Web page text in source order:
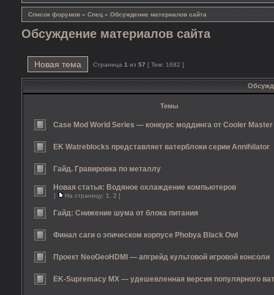
Список форумов » Спец » Обсуждение материалов сайта
Обсуждение материалов сайта
Новая тема Страница 1 из 57 [ Тем: 1682 ]
Темы
Case Mod World Series — конкурс моддинга от Cooler Master
EK Watreblocks представляет ватерблоки серии Annihilator
Гайд. Гравировка по металлу
Новая статья: Водяное охлаждение компьютеров
[ На страницу: 1 2 ]
Гайд: Снижение шума от блока питания
Финал саги о эпическом корпусе Phobya Black Owl
Проект NeoGeoHDMI — апгрейд культовой игровой консоли
EK-Supremacy MX — удешевленная версия популярного